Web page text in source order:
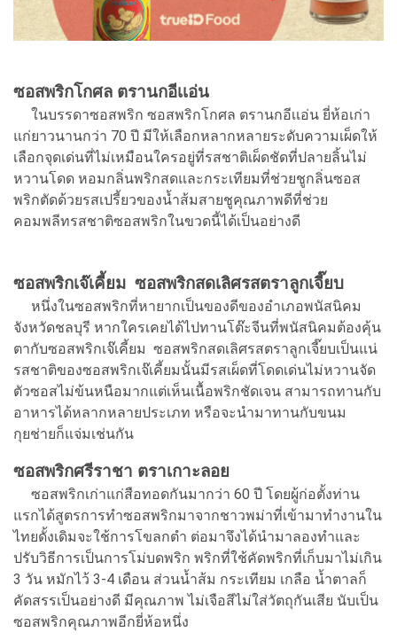
ซอสพริกโกศล ตรานกอีเเอ่น
ในบรรดาซอสพริก ซอสพริกโกศล ตรานกอีเเอ่น ยี่ห้อเก่า
แก่ยาวนานกว่า 70 ปี มีให้เลือกหลากหลายระดับความเผ็ดให้
เลือกจุดเด่นที่ไม่เหมือนใครอยู่ที่รสชาติเผ็ดชัดที่ปลายลิ้นไม่
หวานโดด หอมกลิ่นพริกสดและกระเทียมที่ช่วยชูกลิ่นซอส
พริกตัดด้วยรสเปรี้ยวของน้ำส้มสายชูคุณภาพดีที่ช่วย
คอมพลีทรสชาติซอสพริกในขวดนี้ได้เป็นอย่างดี
ซอสพริกเจ๊เคี้ยม ซอสพริกสดเลิศรสตราลูกเจี๊ยบ
หนึ่งในซอสพริกที่หายากเป็นของดีของอำเภอพนัสนิคม
จังหวัดชลบุรี หากใครเคยได้ไปทานโต๊ะจีนที่พนัสนิคมต้องคุ้น
ตากับซอสพริกเจ๊เคี้ยม ซอสพริกสดเลิศรสตราลูกเจี๊ยบเป็นแน่
รสชาติของซอสพริกเจ๊เคี้ยมนั้นมีรสเผ็ดที่โดดเด่นไม่หวานจัด
ตัวซอสไม่ข้นหนือมากแต่เห็นเนื้อพริกชัดเจน สามารถทานกับ
อาหารได้หลากหลายประเภท หรือจะนำมาทานกับขนม
กุยช่ายก็แจ่มเช่นกัน
ซอสพริกศรีราชา ตราเกาะลอย
ซอสพริกเก่าแก่สือทอดกันมากว่า 60 ปี โดยผู้ก่อตั้งท่าน
แรกได้สูตรการทำซอสพริกมาจากชาวพม่าที่เข้ามาทำงานใน
ไทยดั้งเดิมจะใช้การโขลกตำ ต่อมาจึงได้นำมาลองทำและ
ปรับวิธีการเป็นการโม่บดพริก พริกที่ใช้คัดพริกที่เก็บมาไม่เกิน
3 วัน หมักไว้ 3-4 เดือน ส่วนน้ำส้ม กระเทียม เกลือ น้ำตาลก็
คัดสรรเป็นอย่างดี มีคุณภาพ ไม่เจือสีไม่ใส่วัตถุกันเสีย นับเป็น
ซอสพริกคุณภาพอีกยี่ห้อหนึ่ง